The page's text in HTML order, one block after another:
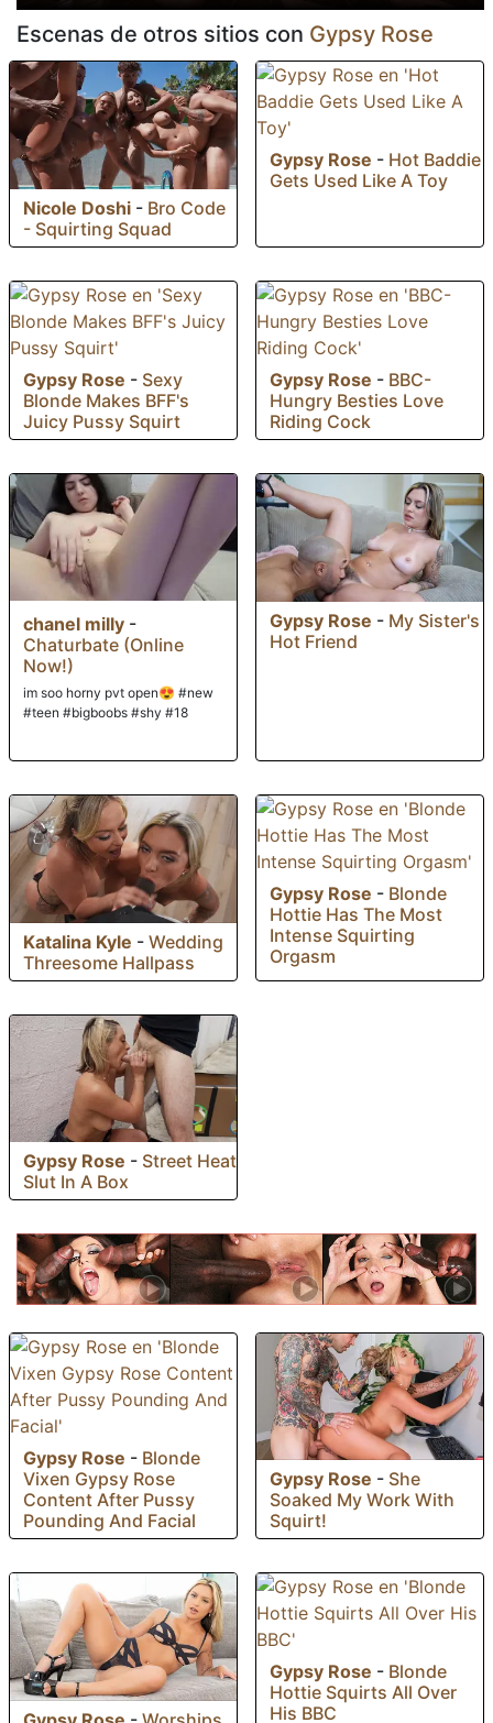
Escenas de otros sitios con Gypsy Rose
Nicole Doshi - Bro Code
- Squirting Squad
Gypsy Rose - Hot Baddie
Gets Used Like A Toy
Gypsy Rose - Sexy
Blonde Makes BFF's
Juicy Pussy Squirt
Gypsy Rose - BBC-
Hungry Besties Love
Riding Cock
chanel milly -
Chaturbate (Online
Now!)
im soo horny pvt open😍 #new
#teen #bigboobs #shy #18
Gypsy Rose - My Sister's
Hot Friend
Katalina Kyle - Wedding
Threesome Hallpass
Gypsy Rose - Blonde
Hottie Has The Most
Intense Squirting
Orgasm
Gypsy Rose - Street Heat
Slut In A Box
Gypsy Rose - Blonde
Vixen Gypsy Rose
Content After Pussy
Pounding And Facial
Gypsy Rose - She
Soaked My Work With
Squirt!
Gypsy Rose - Blonde
Hottie Squirts All Over
His BBC